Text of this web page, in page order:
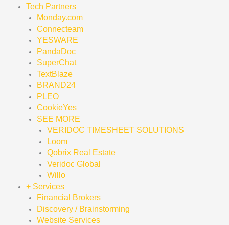
Tech Partners
Monday.com
Connecteam
YESWARE
PandaDoc
SuperChat
TextBlaze
BRAND24
PLEO
CookieYes
SEE MORE
VERIDOC TIMESHEET SOLUTIONS
Loom
Qobrix Real Estate
Veridoc Global
Willo
+ Services
Financial Brokers
Discovery / Brainstorming
Website Services